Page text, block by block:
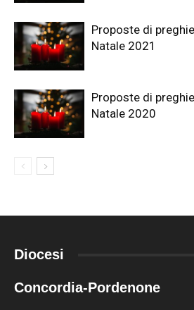
Proposte di
Natale 2021
Proposte di
Natale 2020
Diocesi
Concordia-Pordenone